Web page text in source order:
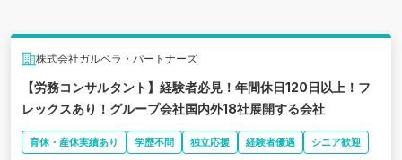
株式会社ガルベラ・パートナーズ
【労務コンサルタント】経験者必見！年間休日120日以上！フ
レックスあり！グループ会社国内外18社展開する会社
育休・産休実績あり 学歴不問 独立応援 経験者優遇 シニア歓迎